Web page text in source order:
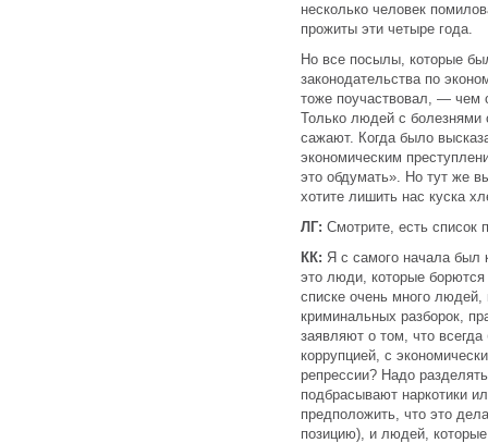
несколько человек
прожиты эти четыре года.
Но все посылы, которые
законодательства по
тоже поучаствовал, — чем
Только людей с болезнями
сажают. Когда было
экономическим
это обдумать». Но тут же
хотите лишить нас куска
ЛГ: Смотрите, есть список
КК: Я с самого начала был
это люди, которые
списке очень много людей,
криминальных разборок,
заявляют о том, что
коррупцией, с
репрессии? Надо
подбрасывают наркотики
предположить, что это
позицию), и людей,